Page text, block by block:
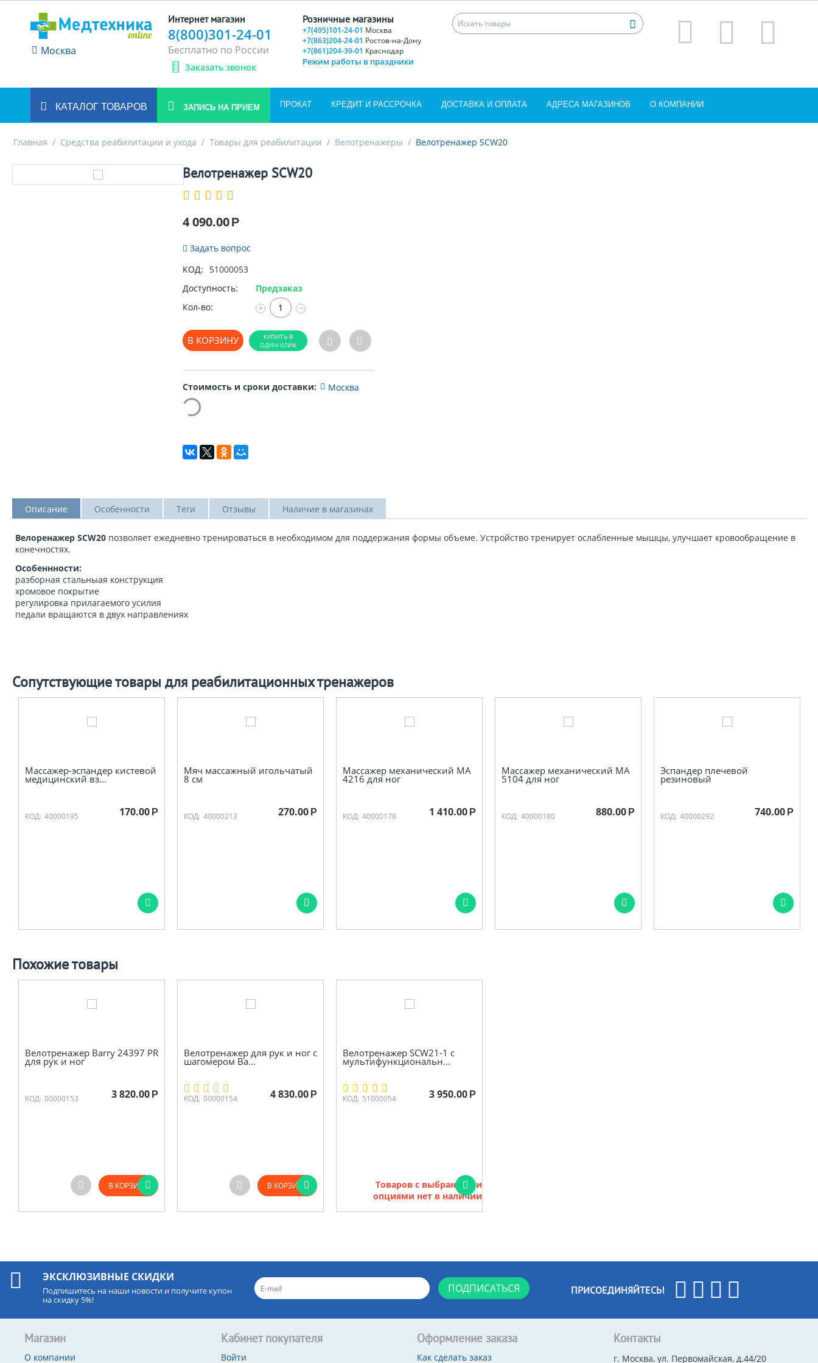
Москва
Интернет магазин
8(800)301-24-01
Бесплатно по России
Заказать звонок
Розничные магазины
+7(495)101-24-01 Москва
+7(863)204-24-01 Ростов-на-Дону
+7(861)204-39-01 Краснодар
Режим работы в праздники
КАТАЛОГ ТОВАРОВ ЗАПИСЬ НА ПРИЕМ ПРОКАТ КРЕДИТ И РАССРОЧКА ДОСТАВКА И ОПЛАТА АДРЕСА МАГАЗИНОВ О КОМПАНИИ
Главная / Средства реабилитации и ухода / Товары для реабилитации / Велотренажеры / Велотренажер SCW20
Велотренажер SCW20
4 090.00Р
Задать вопрос
КОД:
51000053
Доступность:
Предзаказ
Кол-во:
+ −
В КОРЗИНУ
Стоимость и сроки доставки: Москва
Описание Особенности Теги Отзывы Наличие в магазинах
Велоренажер SCW20 позволяет ежедневно тренироваться в необходимом для поддержания формы объеме. Устройство тренирует ослабленные мышцы, улучшает кровообращение в
конечностях.
Особеннности:
разборная стальныая конструкция
хромовое покрытие
регулировка прилагаемого усилия
педали вращаются в двух направлениях
Сопутствующие товары для реабилитационных тренажеров
Массажер-эспандер кистевой
медицинский вз...
КОД: 40000195 170.00 Р
Мяч массажный игольчатый
8 см
КОД: 40000213 270.00 Р
Массажер механический МА
4216 для ног
КОД: 40000178 1 410.00 Р
Массажер механический МА
5104 для ног
КОД: 40000180 880.00 Р
Эспандер плечевой
резиновый
КОД: 40000292 740.00 Р
Похожие товары
Велотренажер Barry 24397 PR
для рук и ног
КОД: 00000153 3 820.00 Р
В КОРЗИНУ
Велотренажер для рук и ног с
шагомером Ba...
КОД: 00000154 4 830.00 Р
В КОРЗИНУ
Велотренажер SCW21-1 с
мультифункциональн...
КОД: 51000054 3 950.00 Р
Товаров с выбранными
опциями нет в наличии
ЭКСКЛЮЗИВНЫЕ СКИДКИ
Подпишитесь на наши новости и получите купон
на скидку 5%!
ПОДПИСАТЬСЯ ПРИСОЕДИНЯЙТЕСЬ!
Магазин
О компании
Кабинет покупателя
Войти
Оформление заказа
Как сделать заказ
Контакты
г. Москва, ул. Первомайская, д.44/20